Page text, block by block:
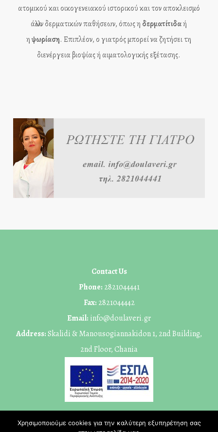
ατομικού και οικογενειακού ιστορικού και τον αποκλεισμό
άλλων δερματικών παθήσεων, όπως η δερματίτιδαή
ηψωρίαση. Επιπλέον, ο γιατρός μπορεί να ζητήσει τη
διενέργεια βιοψίας ή αιματολογικής εξέτασης.
Contact Us
Phone: 2821044441
Fax: 2821044442
Email: info@doulaveri.gr
Address:Skalidi & Manousogiannakidon 1, 2nd Building,
2nd Floor, Chania
Χρησιμοποιούμε cookies για την καλύτερη εξυπηρέτηση σας